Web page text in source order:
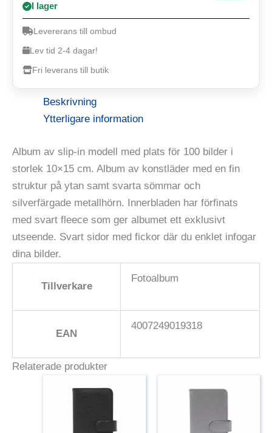
I lager
Levererans till ombud
Lev tid 2-4 dagar!
Fri leverans till butik
Beskrivning
Ytterligare information
Album av slip-in modell med plats för 100 bilder i
storlek 10×15 cm. Album av konstläder med en fin
struktur på ytan samt svarta sömmar och
silverfärgade metallhörn. Innerbladen har förfinats
med svart fleece som ger albumet ett exklusivt
utseende. Svart sidor med fickor där du enklet infogar
dina bilder.
Tillverkare
Fotoalbum
EAN
4007249019318
Relaterade produkter